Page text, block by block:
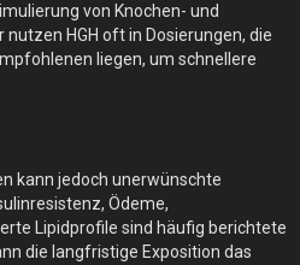
von Knochen- und
HGH oft in Dosierungen, die
liegen, um schnellere
kann jedoch unerwünschte
Ödeme,
Lipidprofile sind häufig berichtete
die langfristige Exposition das